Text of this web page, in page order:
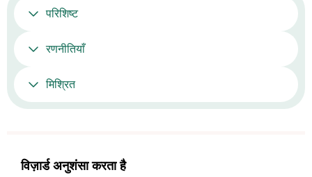
परिशिष्ट
रणनीतियाँ
मिश्रित
विज़ार्ड अनुशंसा करता है